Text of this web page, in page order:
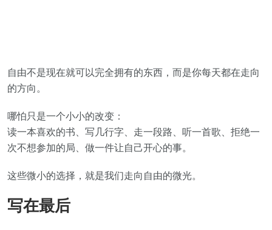
自由不是现在就可以完全拥有的东西，而是你每天都在走向
的方向。
哪怕只是一个小小的改变：
读一本喜欢的书、写几行字、走一段路、听一首歌、拒绝一
次不想参加的局、做一件让自己开心的事。
这些微小的选择，就是我们走向自由的微光。
写在最后